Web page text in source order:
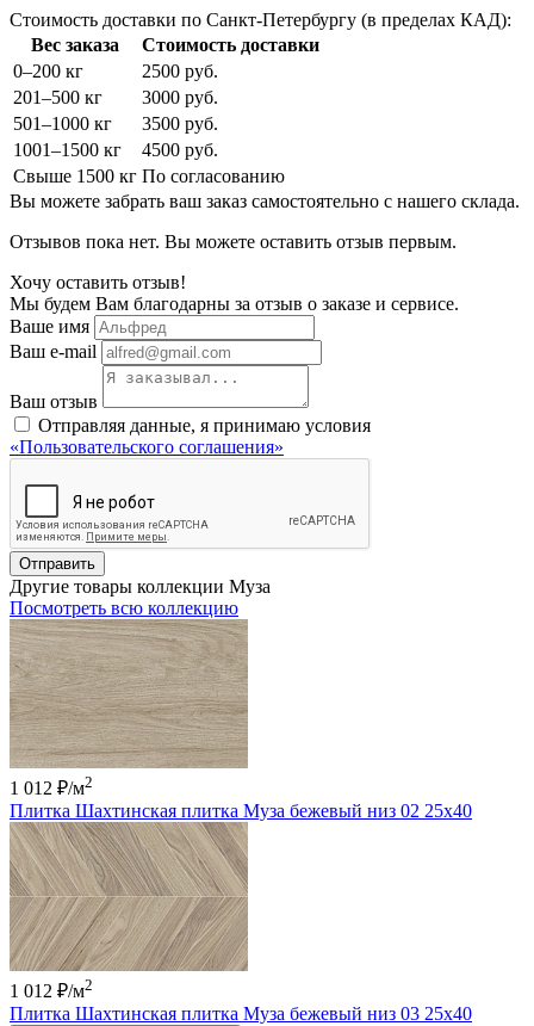
Стоимость доставки по Санкт-Петербургу (в пределах КАД):
Вес заказа
Стоимость доставки
0–200 кг
2500 руб.
201–500 кг
3000 руб.
501–1000 кг
3500 руб.
1001–1500 кг
4500 руб.
Свыше 1500 кг По согласованию
Вы можете забрать ваш заказ самостоятельно с нашего склада.
Отзывов пока нет. Вы можете оставить отзыв первым.
Хочу оставить отзыв!
Мы будем Вам благодарны за отзыв о заказе и сервисе.
Ваше имя
Ваш e-mail
Ваш отзыв
Отправляя данные, я принимаю условия
«Пользовательского соглашения»
Отправить
Другие товары коллекции Муза
Посмотреть всю коллекцию
1 012 ₽/м2
Плитка Шахтинская плитка Муза бежевый низ 02 25х40
1 012 ₽/м2
Плитка Шахтинская плитка Муза бежевый низ 03 25х40